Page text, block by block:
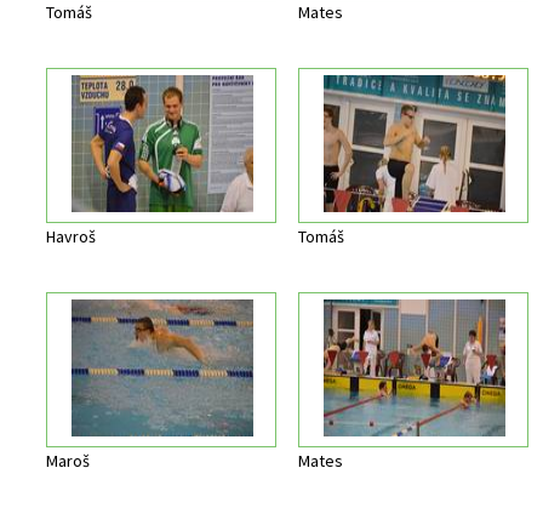
Tomáš Mates
Havroš Tomáš
Maroš Mates